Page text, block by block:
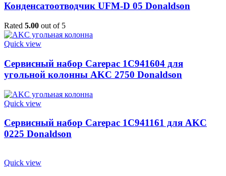
Конденсатоотводчик UFM-D 05 Donaldson
Rated 5.00 out of 5
Quick view
Сервисный набор Carepac 1C941604 для
угольной колонны AKC 2750 Donaldson
Quick view
Сервисный набор Carepac 1C941161 для AKC
0225 Donaldson
Quick view